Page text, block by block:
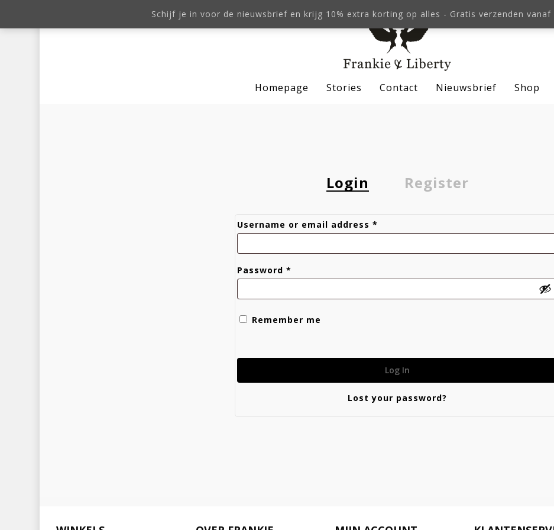
Homepage Stories Contact Nieuwsbrief Shop
Login Register
Username or email address *
Password *
Remember me
Log In
Lost your password?
Schijf je in voor de nieuwsbrief en krijg 10% extra korting op alles - Gratis verzenden vanaf
Dit is nodig voor technische,